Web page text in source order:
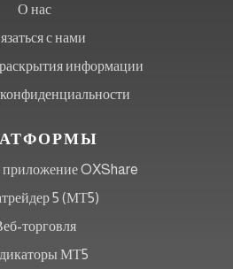
О нас
с нами
информации
OXShare
5 (МТ5)
торговля
МТ5